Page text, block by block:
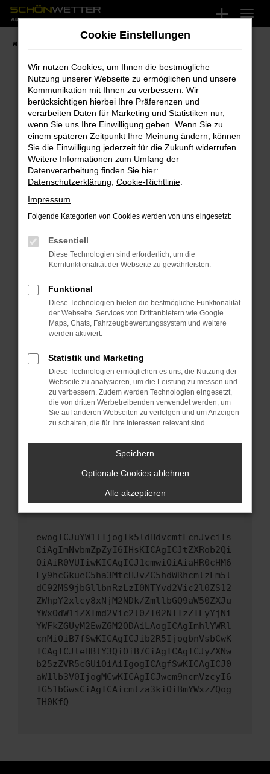
Zum
Hauptinhalt
springen
Fahrzeug-Showroom
FEHLER: NETWORK ERROR
Beim Laden ist ein Fehler aufgetreten.
Hier sind ein paar Tipps, die dir helfen können:
Überprüfe deine Firewall und deine
Internetverbindung.
Laden andere Webseiten, zum Beispiel deine
Suchmaschine?
Prüfe deine Browsererweiterungen.
können das Laden bestimmter Seiten
verhindern. Funktioniert die Seite in einem
anderen Browser oder in einem privaten
Starte dein Gerät neu.
Das kann manchmal helfen, vorübergehende
Probleme zu beheben.
Betriebssystem auf dem neuesten Stand
sind.
Veraltete Software birgt nicht nur ein
Sicherheitsrisiko, sondern kann auch dazu
führen, dass bestimmte Funktionen nicht mehr
unterstützt werden.
Wende dich an den Webseitenbetreiber.
Wenn du alle oben genannten Schritte versucht
hast, kontaktiere uns bitte. Wir werden
versuchen, das Problem zu beheben. Du kannst
uns diesen Text schicken, um uns bei der
ewogICJuYW1lIjogIk5ldHdvcmtFcnJvciIs
CiAgImNvbmZpZyI6IHsKICAgICJtZXRob2Qi
OiAiR0VUIiwKICAgICJ1cmwiOiAiaHR0cHM6
Ly9hcGkueC5ha3MtcHJvZC5hdWRhcmlzLm5l
dC92MS9jbGllbnRzLzI0NTYvd2Vic2l0ZS12
ZWhpY2xlcy8xNjM2NDk/ZmllbGQ9aW50ZXJu
YWxOdW1iZXImd2Vic2l0ZT02NTIzZTEyYjNi
YWFkZGUyM2EwZGM2ODAiLAogICAgImhlYWRl
cnMiOiB7fSwKICAgICJib2R5IjogbnVsbCwK
ICAgICJleHBlY3QiOiB7CiAgICAgICJyZXNw
b25zZVR5cGUiOiAiIgogICAgfSwKICAgICJ0
aW1lb3V0IjogMCwKICAgICJwcm9ncmVzcyI6
IG51bGwsCiAgICAicmlza3kiOiBmYWxzZQog
IH0KfQ==
Cookie Einstellungen
Wir nutzen Cookies, um Ihnen die bestmögliche
Nutzung unserer Webseite zu ermöglichen und unsere
Kommunikation mit Ihnen zu verbessern. Wir
berücksichtigen hierbei Ihre Präferenzen und
verarbeiten Daten für Marketing und Statistiken nur,
wenn Sie uns Ihre Einwilligung geben. Wenn Sie zu
einem späteren Zeitpunkt Ihre Meinung ändern, können
Sie die Einwilligung jederzeit für die Zukunft widerrufen.
Weitere Informationen zum Umfang der
Datenverarbeitung finden Sie hier:
Datenschutzerklärung Cookie-Richtlinie
Impressum
Folgende Kategorien von Cookies werden von uns eingesetzt:
Essentiell
Diese Technologien sind erforderlich, um die
Kernfunktionalität der Webseite zu gewährleisten.
Funktional
Diese Technologien bieten die bestmögliche Funktionalität
der Webseite. Services von Drittanbietern wie Google
Maps, Chats, Fahrzeugbewertungssystem und weitere
werden aktiviert.
Statistik und Marketing
Diese Technologien ermöglichen es uns, die Nutzung der
Webseite zu analysieren, um die Leistung zu messen und
zu verbessern. Zudem werden Technologien eingesetzt,
die von dritten Werbetreibenden verwendet werden, um
Sie auf anderen Webseiten zu verfolgen und um Anzeigen
zu schalten, die für Ihre Interessen relevant sind.
Speichern
Optionale Cookies ablehnen
Alle akzeptieren